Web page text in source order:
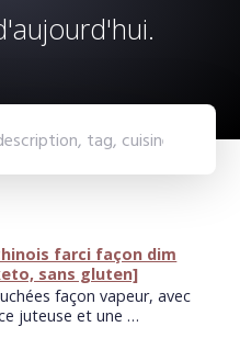
farci façon dim
sans gluten]
façon vapeur, avec
juteuse et une …